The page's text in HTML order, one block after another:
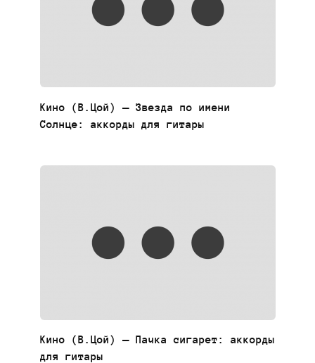
Кино (В.Цой) — Звезда по имени
Солнце: аккорды для гитары
Кино (В.Цой) — Пачка сигарет: аккорды
для гитары